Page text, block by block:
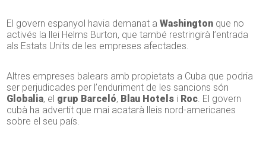
El govern espanyol havia demanat aWashington que no
activés la llei Helms Burton, que també restringirà l’entrada
als Estats Units de les empreses afectades.
Altres empreses balears amb propietats a Cuba que podria
ser perjudicades per l’enduriment de les sancions són
Globalia, el grup Barceló, Blau Hotels i Roc. El govern
cubà ha advertit que mai acatarà lleis nord-americanes
sobre el seu país.